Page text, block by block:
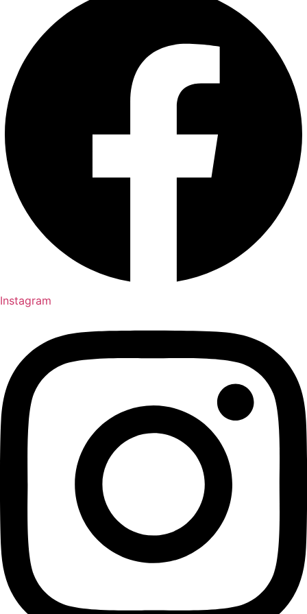
Instagram